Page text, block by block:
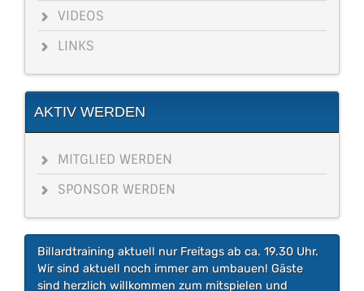
VIDEOS
LINKS
AKTIV WERDEN
MITGLIED WERDEN
SPONSOR WERDEN
Billardtraining aktuell nur Freitags ab ca. 19.30 Uhr.
Wir sind aktuell noch immer am umbauen! Gäste
sind herzlich willkommen zum mitspielen und